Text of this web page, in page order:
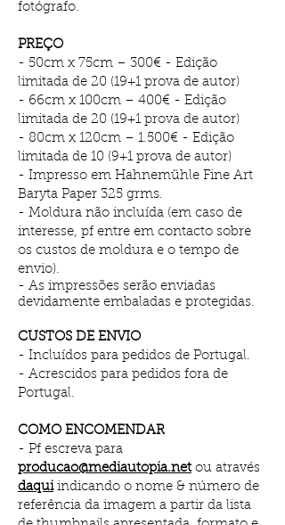
fotógrafo.
PREÇO
- 50cm x 75cm – 300€ - Edição
limitada de 20 (19+1 prova de autor)
- 66cm x 100cm – 400€ - Edição
limitada de 20 (19+1 prova de autor)
- 80cm x 120cm – 1.500€ - Edição
limitada de 10 (9+1 prova de autor)
- Impresso em Hahnemühle Fine Art
Baryta Paper 325 grms.
- Moldura não incluída (em caso de
interesse, pf entre em contacto sobre
os custos de moldura e o tempo de
envio).
- As impressões serão enviadas
devidamente embaladas e protegidas.
CUSTOS DE ENVIO
- Incluídos para pedidos de Portugal.
- Acrescidos para pedidos fora de
Portugal.
COMO ENCOMENDAR
- Pf escreva para
producao@mediautopia.net ou através
daquiindicando o nome & número de
referência da imagem a partir da lista